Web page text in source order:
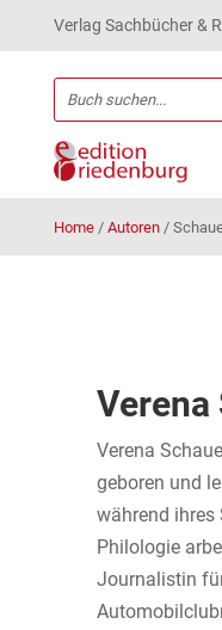
Verlag Sachbücher &
Home/ Autoren/
Verena
Verena
geboren und
während ihres
Philologie
Journalistin